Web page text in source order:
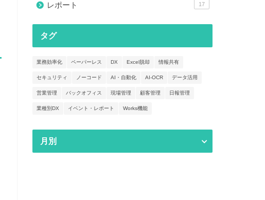
レポート 17
タグ
業務効率化 ペーパーレス DX Excel脱却 情報共有
セキュリティ ノーコード AI・自動化 AI-OCR データ活用
営業管理 バックオフィス 現場管理 顧客管理 日報管理
業種別DX イベント・レポート Works機能
月別